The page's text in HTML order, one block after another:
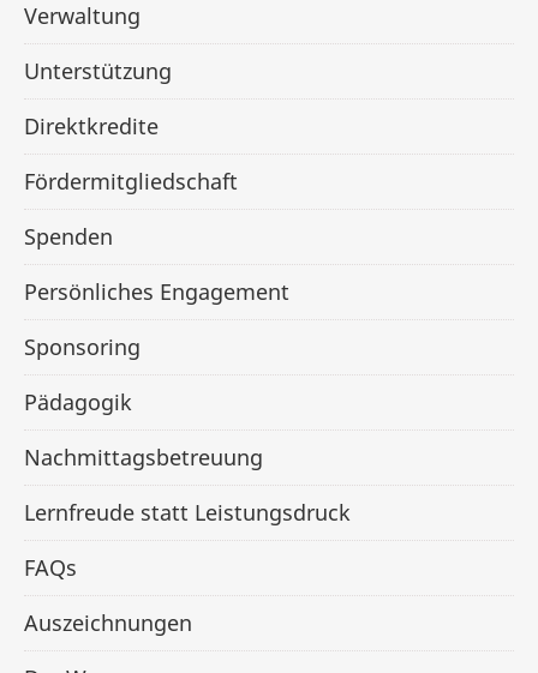
Verwaltung
Unterstützung
Direktkredite
Fördermitgliedschaft
Spenden
Persönliches Engagement
Sponsoring
Pädagogik
Nachmittagsbetreuung
Lernfreude statt Leistungsdruck
FAQs
Auszeichnungen